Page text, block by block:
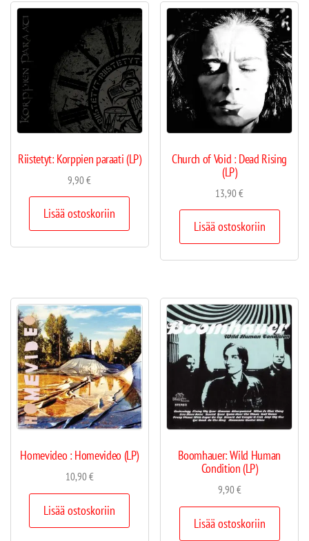
Riistetyt: Korppien paraati (LP)
9,90€
Lisää ostoskoriin
Church of Void : Dead Rising
(LP)
13,90€
Lisää ostoskoriin
Homevideo : Homevideo (LP)
10,90€
Lisää ostoskoriin
Boomhauer: Wild Human
Condition (LP)
9,90€
Lisää ostoskoriin